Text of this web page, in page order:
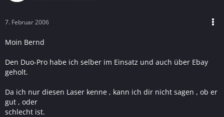
7. Februar 2006
Moin Bernd
Den Duo-Pro habe ich selber im Einsatz und auch über Ebay
geholt.
Da ich nur diesen Laser kenne , kann ich dir nicht sagen , ob er
gut , oder
schlecht ist.